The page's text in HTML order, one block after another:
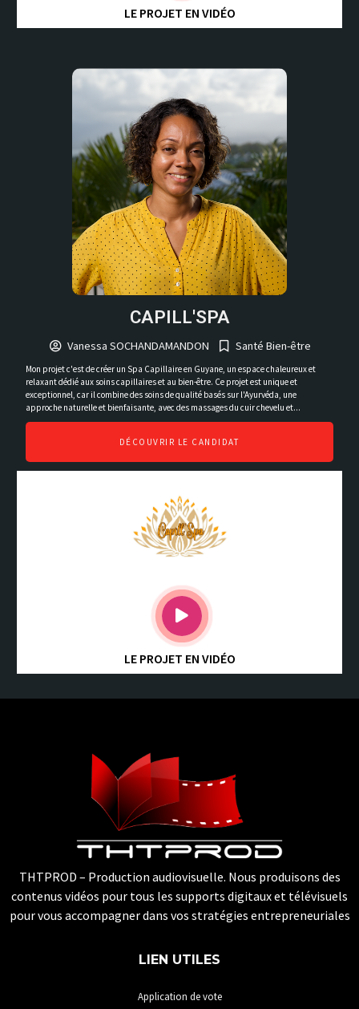
LE PROJET EN VIDÉO
CAPILL'SPA
Vanessa SOCHANDAMANDON Santé Bien-être
Mon projet c'est de créer un Spa Capillaire en Guyane, un espace chaleureux et
relaxant dédié aux soins capillaires et au bien-être. Ce projet est unique et
exceptionnel, car il combine des soins de qualité basés sur l'Ayurvéda, une
approche naturelle et bienfaisante, avec des massages du cuir chevelu et...
DÉCOUVRIR LE CANDIDAT
LE PROJET EN VIDÉO
THTPROD – Production audiovisuelle. Nous produisons des
contenus vidéos pour tous les supports digitaux et télévisuels
pour vous accompagner dans vos stratégies entrepreneuriales
LIEN UTILES
Application de vote